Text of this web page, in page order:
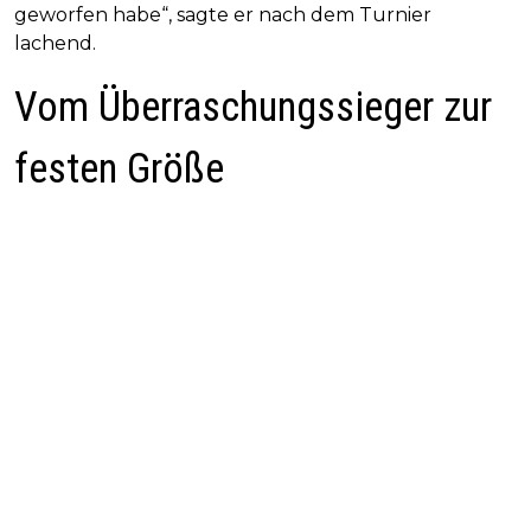
geworfen habe“, sagte er nach dem Turnier
lachend.
Vom Überraschungssieger zur
festen Größe